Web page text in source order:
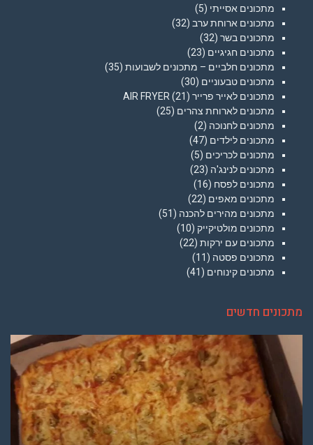
מתכונים אסייתי (5)
מתכונים ארוחת ערב (32)
מתכונים בשר (32)
מתכונים חגיגיים (23)
מתכונים חלביים – מתכונים לשבועות (35)
מתכונים טבעוניים (30)
מתכונים לאייר פרייר AIR FRYER (21)
מתכונים לארוחת צהרים (25)
מתכונים לחנוכה (2)
מתכונים לילדים (47)
מתכונים לכריכים (5)
מתכונים לנינג'ה (23)
מתכונים לפסח (16)
מתכונים מאפים (22)
מתכונים מהירים להכנה (51)
מתכונים מולטיקייק (10)
מתכונים עם ירקות (22)
מתכונים פסטה (11)
מתכונים קינוחים (41)
מתכונים חדשים